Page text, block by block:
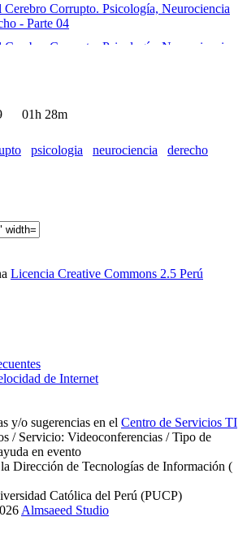
Cerebro Corrupto. Psicología, Neurociencia
- Parte 04
Cerebro Corrupto. Psicología, Neurociencia
Cerebro Corrupto. Psicología, Neurociencia
Cerebro Corrupto. Psicología, Neurociencia
01h 28m
psicologia neurociencia derecho
Licencia Creative Commons 2.5 Perú
de Internet
y/o sugerencias en el Centro de Servicios TI
/ Servicio: Videoconferencias / Tipo de
en evento
Dirección de Tecnologías de Información (
Católica del Perú (PUCP)
Almsaeed Studio